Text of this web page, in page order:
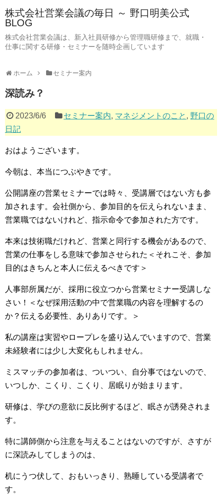
株式会社営業会議の毎日 ～ 野口明美公式
BLOG
株式会社営業会議は、新入社員研修から管理職研修まで、就職・
仕事に関する研修・セミナーを随時企画しています
ホーム セミナー案内
深読み？
2023/6/6 セミナー案内, マネジメントのこと , 野口の
日記
おはようございます。
今朝は、本当につぶやきです。
公開講座の営業セミナーでは時々、受講層ではない方も参
加されます。会社側から、参加目的を伝えられないまま、
営業職ではないけれど、指示命令で参加された方です。
本来は技術職だけれど、営業と同行する機会があるので、
営業の仕事をしる意味で参加させられた＜それこそ、参加
目的はきちんと本人に伝えるべきです＞
人事部所属だが、採用に役立つから営業セミナー受講しな
さい！＜なぜ採用活動の中で営業職の内容を理解するの
か？伝える必要性、ありありです。＞
私の講座は実習やロープレを盛り込んでいますので、営業
未経験者には少し大変化もしれません。
ミスマッチの参加者は、ついつい、自分事ではないので、
いつしか、こくり、こくり、居眠りが始まります。
研修は、学びの意欲に反比例するほど、眠さが誘発されま
す。
特に講師側から注意を与えることはないのですが、さすが
に深読みしてしまうのは、
机にうつ伏して、おもいっきり、熟睡している受講者で
す。